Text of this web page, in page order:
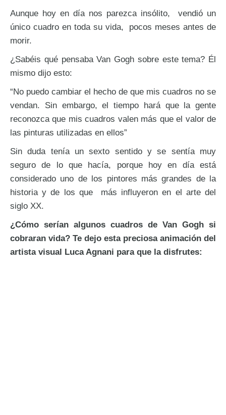
Aunque hoy en día nos parezca insólito, vendió un
único cuadro en toda su vida, pocos meses antes de
morir.
¿Sabéis qué pensaba Van Gogh sobre este tema? Él
mismo dijo esto:
“No puedo cambiar el hecho de que mis cuadros no se
vendan. Sin embargo, el tiempo hará que la gente
reconozca que mis cuadros valen más que el valor de
las pinturas utilizadas en ellos”
Sin duda tenía un sexto sentido y se sentía muy
seguro de lo que hacía, porque hoy en día está
considerado uno de los pintores más grandes de la
historia y de los que más influyeron en el arte del
siglo XX.
¿Cómo serían algunos cuadros de Van Gogh si
cobraran vida? Te dejo esta preciosa animación del
artista visual Luca Agnani para que la disfrutes: